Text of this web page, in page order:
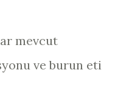
mevcut
ve burun eti